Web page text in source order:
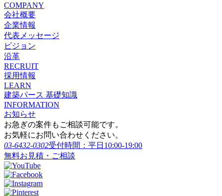
COMPANY
会社概要
企業情報
代表メッセージ
ビジョン
沿革
RECRUIT
採用情報
LEARN
建築パース 基礎知識
INFORMATION
お知らせ
お急ぎの案件もご相談可能です。
お気軽にお問い合わせください。
03-6432-0302受付時間：平日10:00-19:00
無料お見積・ご相談